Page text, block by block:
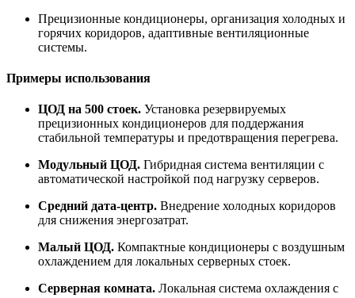
Прецизионные кондиционеры, организация холодных и
горячих коридоров, адаптивные вентиляционные
системы.
Примеры использования
ЦОД на 500 стоек. Установка резервируемых
прецизионных кондиционеров для поддержания
стабильной температуры и предотвращения перегрева.
Модульный ЦОД. Гибридная система вентиляции с
автоматической настройкой под нагрузку серверов.
Средний дата-центр. Внедрение холодных коридоров
для снижения энергозатрат.
Малый ЦОД. Компактные кондиционеры с воздушным
охлаждением для локальных серверных стоек.
Серверная комната. Локальная система охлаждения с